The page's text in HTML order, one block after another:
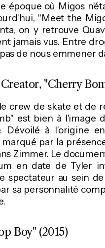
époque où Migos
"Meet the
on y retrouve
jamais vus. Entre
de nous emmener
"Cherry
crew de skate et de
est bien à l'image
Dévoilé à l’origine
par la
Zimmer. Le
en date de Tyler
spectateur au sein
sa personnalité
Boy" (2015)